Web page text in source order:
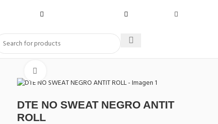
DTE NO SWEAT NEGRO ANTIT
ROLL